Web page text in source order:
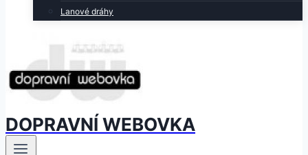
Lanové dráhy
DOPRAVNÍ WEBOVKA